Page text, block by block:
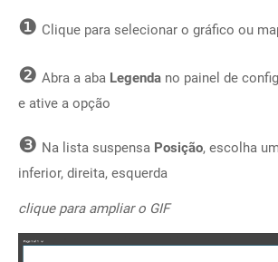
❶ Clique para selecionar o gráfico ou
❷ Abra a aba Legenda no painel de
e ative a opção
❸ Na lista suspensa Posição, escolha
inferior, direita, esquerda
clique para ampliar o GIF